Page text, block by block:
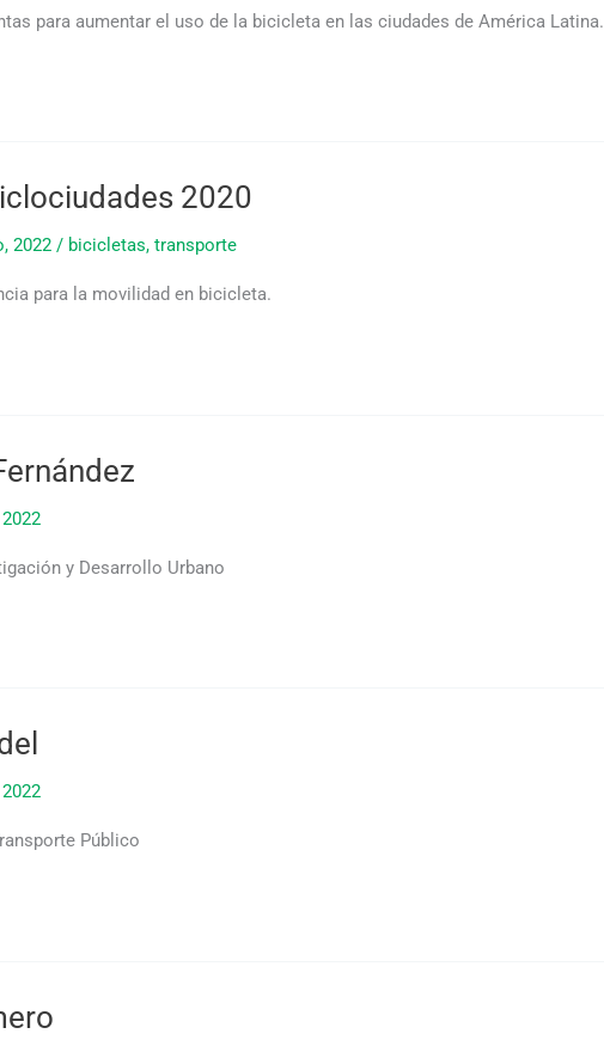
para aumentar el uso de la bicicleta en las ciudades de América Latina.
2020
2022 / bicicletas, transporte
para la movilidad en bicicleta.
y Desarrollo Urbano
Público